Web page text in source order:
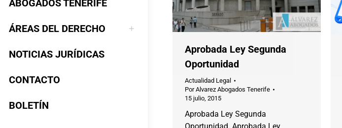
ABOGADOS TENERIFE
ÁREAS DEL DERECHO
NOTICIAS JURÍDICAS
CONTACTO
BOLETÍN
Aprobada Ley Segunda
Oportunidad
Actualidad Legal
PorAlvarez Abogados Tenerife
15 julio, 2015
Aprobada Ley Segunda